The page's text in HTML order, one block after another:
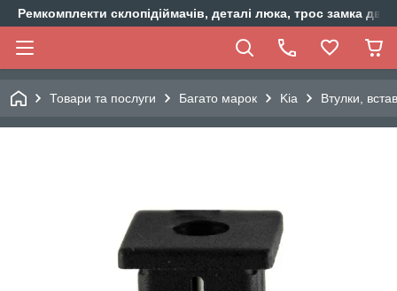
Ремкомплекти склопідіймачів, деталі люка, трос замка
Товари та послуги Багато марок Kia Втулки,